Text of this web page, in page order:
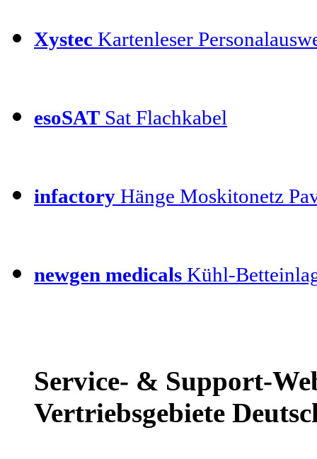
Xystec Kartenleser
esoSAT Sat Flachkabel
infactory Hänge Moskitonetz
newgen medicals Kühl-
Service- & Support-
Vertriebsgebiete